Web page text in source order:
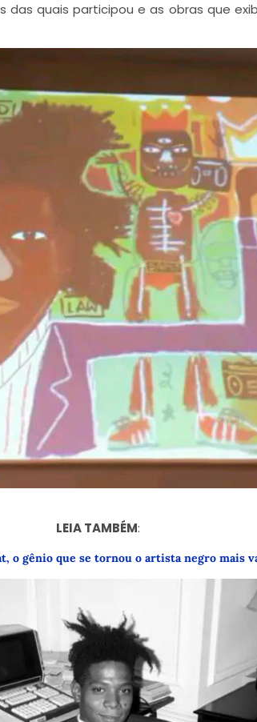
das quais participou e as obras que
LEIA TAMBÉM:
o gênio que se tornou o artista negro mais